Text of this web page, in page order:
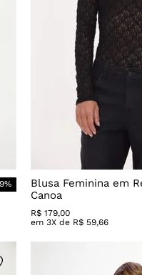
%
Blusa Feminina em
Canoa
R$ 179,00
em 3X de R$ 59,66